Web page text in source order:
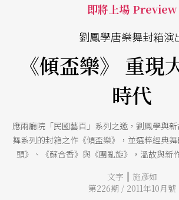
即將上場 Preview
劉鳳學唐樂舞封箱演
《傾盃樂》 重現
時代
應兩廳院「民國藝百」系列之邀，劉鳳學與
舞系列的封箱之作《傾盃樂》，並選粹經典
頭》、《蘇合香》與《團亂旋》，溫故與新
文字 | 施彥如
第226期 / 2011年10月號